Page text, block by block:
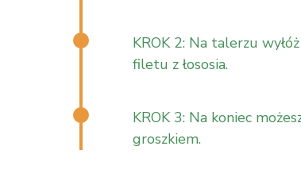
KROK 2: Na talerzu
filetu z łososia.
KROK 3: Na koniec
groszkiem.